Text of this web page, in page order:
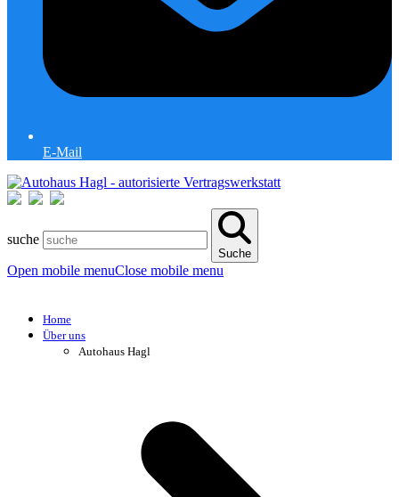
E-Mail
suche
Suche
Open mobile menuClose mobile menu
Home
Über uns
Autohaus Hagl